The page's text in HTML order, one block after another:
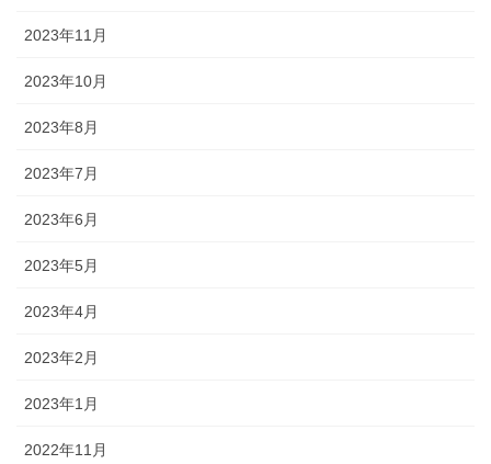
2023年11月
2023年10月
2023年8月
2023年7月
2023年6月
2023年5月
2023年4月
2023年2月
2023年1月
2022年11月